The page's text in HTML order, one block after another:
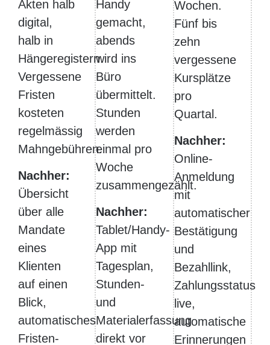
Akten halb
digital,
halb in
Hängeregistern.
Vergessene
Fristen
kosteten
regelmässig
Mahngebühren.
Nachher:
Übersicht
über alle
Mandate
eines
Klienten
auf einen
Blick,
automatisches
Fristen-
Handy
gemacht,
abends
wird ins
Büro
übermittelt.
Stunden
werden
einmal pro
Woche
zusammengezählt.
Nachher:
Tablet/Handy-
App mit
Tagesplan,
Stunden-
und
Materialerfassung
direkt vor
Wochen.
Fünf bis
zehn
vergessene
Kursplätze
pro
Quartal.
Nachher:
Online-
Anmeldung
mit
automatischer
Bestätigung
und
Bezahllink,
Zahlungsstatus
live,
automatische
Erinnerungen